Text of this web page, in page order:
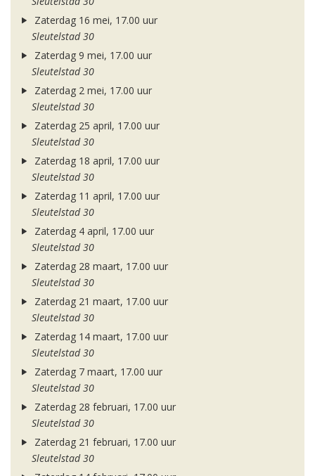
Zaterdag 16 mei, 17.00 uur
Sleutelstad 30
Zaterdag 9 mei, 17.00 uur
Sleutelstad 30
Zaterdag 2 mei, 17.00 uur
Sleutelstad 30
Zaterdag 25 april, 17.00 uur
Sleutelstad 30
Zaterdag 18 april, 17.00 uur
Sleutelstad 30
Zaterdag 11 april, 17.00 uur
Sleutelstad 30
Zaterdag 4 april, 17.00 uur
Sleutelstad 30
Zaterdag 28 maart, 17.00 uur
Sleutelstad 30
Zaterdag 21 maart, 17.00 uur
Sleutelstad 30
Zaterdag 14 maart, 17.00 uur
Sleutelstad 30
Zaterdag 7 maart, 17.00 uur
Sleutelstad 30
Zaterdag 28 februari, 17.00 uur
Sleutelstad 30
Zaterdag 21 februari, 17.00 uur
Sleutelstad 30